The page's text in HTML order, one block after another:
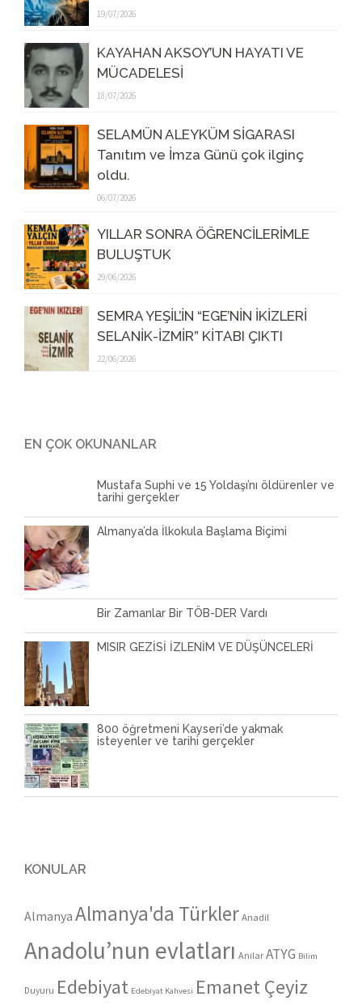
19/07/2026
KAYAHAN AKSOY’UN HAYATI VE
MÜCADELESİ
18/07/2026
SELAMÜN ALEYKÜM SİGARASI
Tanıtım ve İmza Günü çok ilginç
oldu.
06/07/2026
YILLAR SONRA ÖĞRENCİLERİMLE
BULUŞTUK
29/06/2026
SEMRA YEŞİL’İN “EGE’NİN İKİZLERİ
SELANİK-İZMİR” KİTABI ÇIKTI
22/06/2026
EN ÇOK OKUNANLAR
Mustafa Suphi ve 15 Yoldaşı’nı öldürenler ve
tarihi gerçekler
Almanya’da İlkokula Başlama Biçimi
Bir Zamanlar Bir TÖB-DER Vardı
MISIR GEZİSİ İZLENİM VE DÜŞÜNCELERİ
800 öğretmeni Kayseri’de yakmak
isteyenler ve tarihi gerçekler
KONULAR
Almanya Almanya'da TürklerAnadil
Anadolu’nun evlatları Anılar ATYG Bilim
Duyuru Edebiyat Edebiyat Kahvesi Emanet Çeyiz